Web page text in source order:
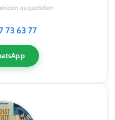
au quotidien
73 63 77